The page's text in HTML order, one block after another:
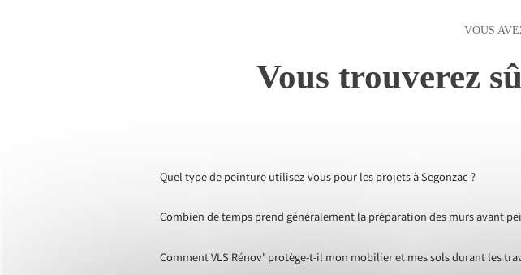
VOUS
Vous trouverez
Quel type de peinture utilisez-vous pour les projets à Segonzac ?
Combien de temps prend généralement la préparation des murs avant
Comment VLS Rénov' protège-t-il mon mobilier et mes sols durant les